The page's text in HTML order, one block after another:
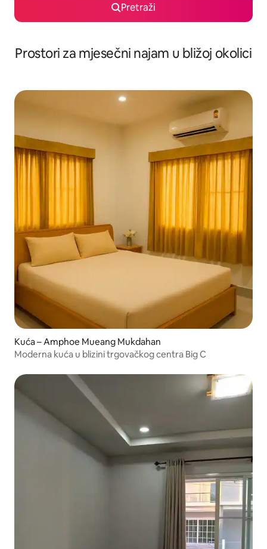
Pretraži
Prostori za mjesečni najam u bližoj okolici
Kuća – Amphoe Mueang Mukdahan
Moderna kuća u blizini trgovačkog centra Big C